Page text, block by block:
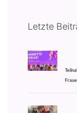
Letzte